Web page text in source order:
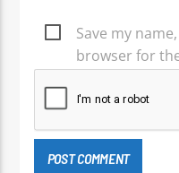
Save my
browser for